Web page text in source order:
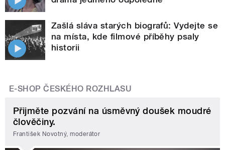
Zašlá sláva starých biografů: Vydejte se
na místa, kde filmové příběhy psaly
historii
E-SHOP ČESKÉHO ROZHLASU
Přijměte pozvání na úsměvný doušek moudré
člověčiny.
František Novotný, moderátor